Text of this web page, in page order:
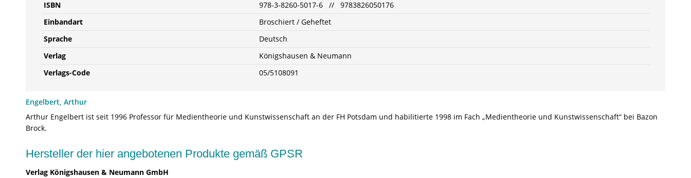
ISBN
978-3-8260-5017-6 // 9783826050176
Einbandart
Broschiert / Geheftet
Sprache
Deutsch
Verlag
Königshausen & Neumann
Verlags-Code
05/5108091
Engelbert, Arthur
Arthur Engelbert ist seit 1996 Professor für Medientheorie und Kunstwissenschaft an der FH Potsdam und habilitierte 1998 im Fach „Medientheorie und Kunstwissenschaft“ bei Bazon
Brock.
Hersteller der hier angebotenen Produkte gemäß GPSR
Verlag Königshausen & Neumann GmbH